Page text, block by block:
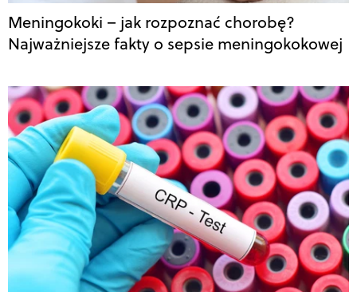
Meningokoki – jak rozpoznać chorobę?
Najważniejsze fakty o sepsie meningokokowej